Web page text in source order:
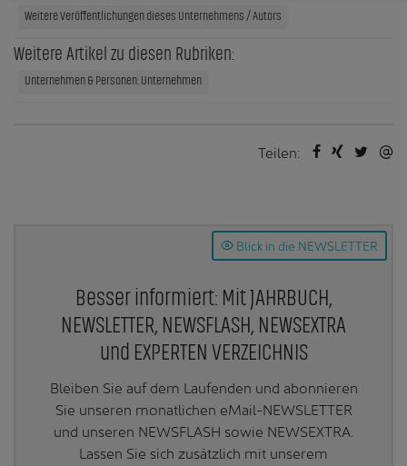
Weitere Veröffentlichungen dieses Unternehmens / Autors
Weitere Artikel zu diesen Rubriken:
Unternehmen & Personen: Unternehmen
Teilen:
Blick in die NEWSLETTER
Besser informiert: Mit JAHRBUCH,
NEWSLETTER, NEWSFLASH, NEWSEXTRA
und EXPERTEN VERZEICHNIS
Bleiben Sie auf dem Laufenden und abonnieren
Sie unseren monatlichen eMail-NEWSLETTER
und unseren NEWSFLASH sowie NEWSEXTRA.
Lassen Sie sich zusätzlich mit unserem